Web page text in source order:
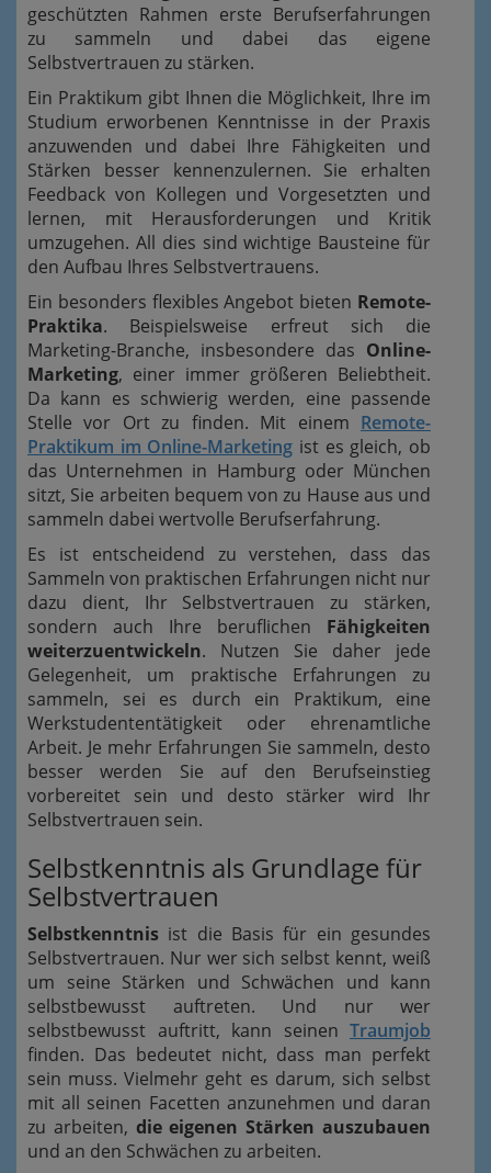
geschützten Rahmen erste Berufserfahrungen
zu sammeln und dabei das eigene
Selbstvertrauen zu stärken.
Ein Praktikum gibt Ihnen die Möglichkeit, Ihre im
Studium erworbenen Kenntnisse in der Praxis
anzuwenden und dabei Ihre Fähigkeiten und
Stärken besser kennenzulernen. Sie erhalten
Feedback von Kollegen und Vorgesetzten und
lernen, mit Herausforderungen und Kritik
umzugehen. All dies sind wichtige Bausteine für
den Aufbau Ihres Selbstvertrauens.
Ein besonders flexibles Angebot bieten Remote-
Praktika. Beispielsweise erfreut sich die
Marketing-Branche, insbesondere das Online-
Marketing, einer immer größeren Beliebtheit.
Da kann es schwierig werden, eine passende
Stelle vor Ort zu finden. Mit einem Remote-
Praktikum im Online-Marketing ist es gleich, ob
das Unternehmen in Hamburg oder München
sitzt, Sie arbeiten bequem von zu Hause aus und
sammeln dabei wertvolle Berufserfahrung.
Es ist entscheidend zu verstehen, dass das
Sammeln von praktischen Erfahrungen nicht nur
dazu dient, Ihr Selbstvertrauen zu stärken,
sondern auch Ihre beruflichen Fähigkeiten
weiterzuentwickeln. Nutzen Sie daher jede
Gelegenheit, um praktische Erfahrungen zu
sammeln, sei es durch ein Praktikum, eine
Werkstudententätigkeit oder ehrenamtliche
Arbeit. Je mehr Erfahrungen Sie sammeln, desto
besser werden Sie auf den Berufseinstieg
vorbereitet sein und desto stärker wird Ihr
Selbstvertrauen sein.
Selbstkenntnis als Grundlage für
Selbstvertrauen
Selbstkenntnis ist die Basis für ein gesundes
Selbstvertrauen. Nur wer sich selbst kennt, weiß
um seine Stärken und Schwächen und kann
selbstbewusst auftreten. Und nur wer
selbstbewusst auftritt, kann seinen Traumjob
finden. Das bedeutet nicht, dass man perfekt
sein muss. Vielmehr geht es darum, sich selbst
mit all seinen Facetten anzunehmen und daran
zu arbeiten, die eigenen Stärken auszubauen
und an den Schwächen zu arbeiten.